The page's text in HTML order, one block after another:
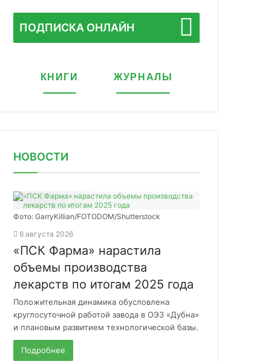
ПОДПИСКА ОНЛАЙН
КНИГИ ЖУРНАЛЫ
НОВОСТИ
Фото: GarryKillian/FOTODOM/Shutterstock
6 августа 2026
«ПСК Фарма» нарастила
объемы производства
лекарств по итогам 2025 года
Положительная динамика обусловлена
круглосуточной работой завода в ОЭЗ «Дубна»
и плановым развитием технологической базы.
Подробнее